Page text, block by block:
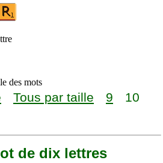
des mots
Tous par taille 9
10
de dix lettres